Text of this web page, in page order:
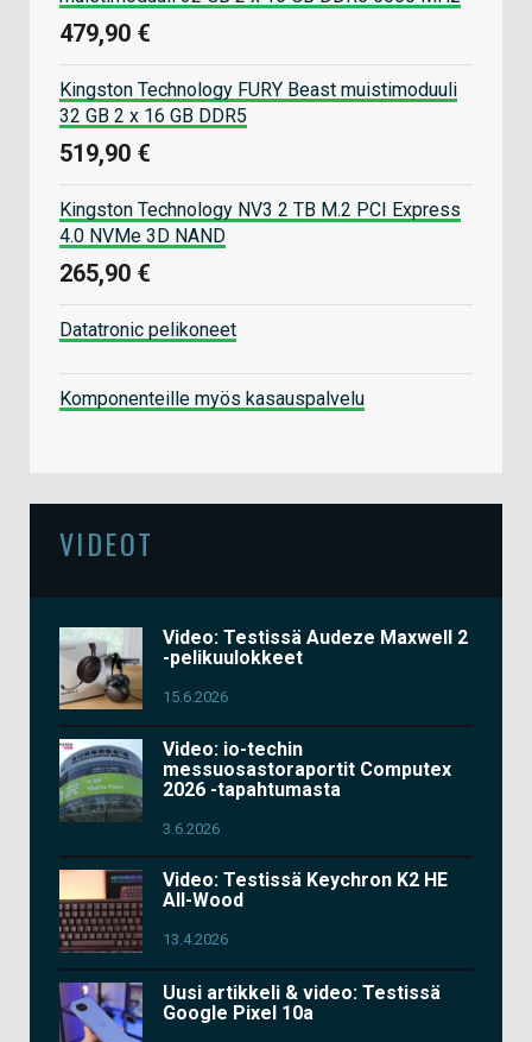
479,90 €
Kingston Technology FURY Beast muistimoduuli
32 GB 2 x 16 GB DDR5
519,90 €
Kingston Technology NV3 2 TB M.2 PCI Express
4.0 NVMe 3D NAND
265,90 €
Datatronic pelikoneet
Komponenteille myös kasauspalvelu
VIDEOT
Video: Testissä Audeze Maxwell 2
-pelikuulokkeet
15.6.2026
Video: io-techin
messuosastoraportit Computex
2026 -tapahtumasta
3.6.2026
Video: Testissä Keychron K2 HE
All-Wood
13.4.2026
Uusi artikkeli & video: Testissä
Google Pixel 10a